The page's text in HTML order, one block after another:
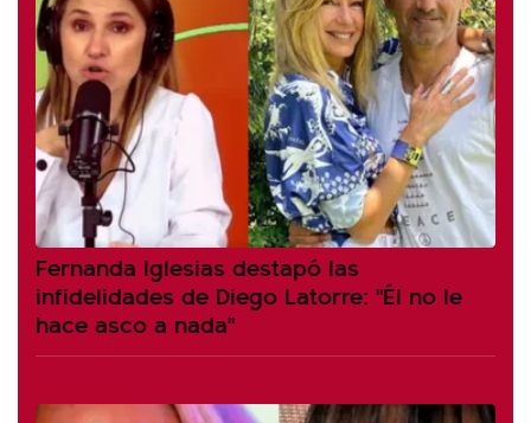
Fernanda Iglesias destapó las
infidelidades de Diego Latorre: "Él no le
hace asco a nada"